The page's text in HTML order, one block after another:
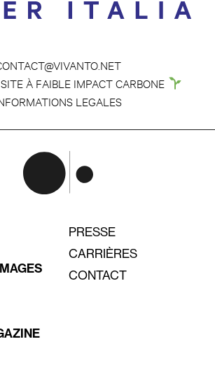
À FAIBLE IMPACT CARBONE
LEGALES
PRESSE
CARRIÈRES
CONTACT